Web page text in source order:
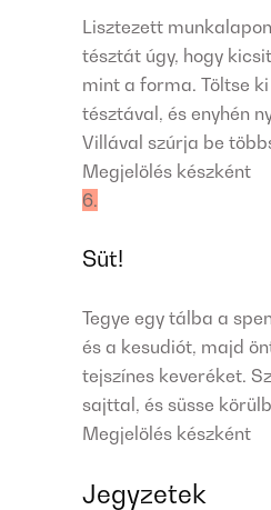
Lisztezett
tésztát úgy, hogy
mint a forma. Töltse
tésztával, és enyhén
Villával szúrja be
Megjelölés készként
6.
Süt!
Tegye egy tálba a
és a kesudiót, majd
tejszínes keveréket.
sajttal, és süsse
Megjelölés készként
Jegyzetek